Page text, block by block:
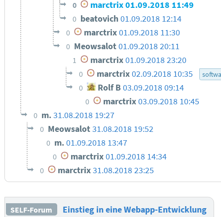
0 marctrix01.09.2018 11:49
0 beatovich01.09.2018 12:14
0 marctrix 01.09.2018 11:30
0 Meowsalot01.09.2018 20:11
1 marctrix01.09.2018 23:20
0 marctrix02.09.2018 10:35
0 Rolf B03.09.2018 09:14
0 marctrix03.09.2018 10:45
0 m.31.08.2018 19:27
0 Meowsalot31.08.2018 19:52
0 m.01.09.2018 13:47
0 marctrix01.09.2018 14:34
0 marctrix31.08.2018 23:25
SELF-Forum
Einstieg in eine Webapp-Entwicklung